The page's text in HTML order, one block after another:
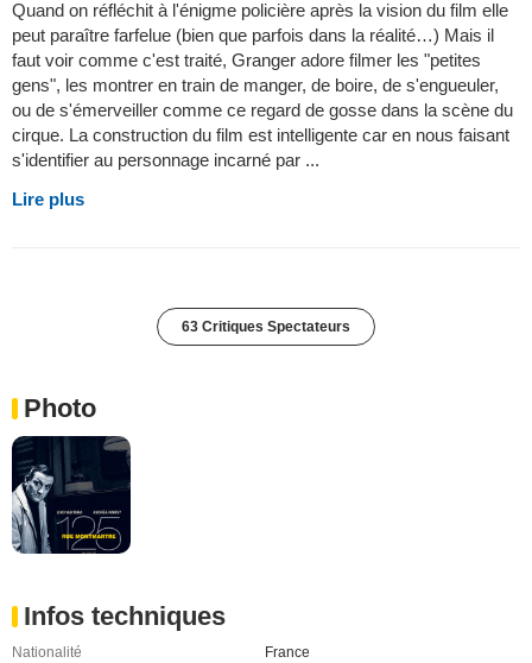
Quand on réfléchit à l'énigme policière après la vision du film elle
peut paraître farfelue (bien que parfois dans la réalité…) Mais il
faut voir comme c'est traité, Granger adore filmer les "petites
gens", les montrer en train de manger, de boire, de s'engueuler,
ou de s'émerveiller comme ce regard de gosse dans la scène du
cirque. La construction du film est intelligente car en nous faisant
s'identifier au personnage incarné par ...
Lire plus
63 Critiques Spectateurs
Photo
Infos techniques
Nationalité
France